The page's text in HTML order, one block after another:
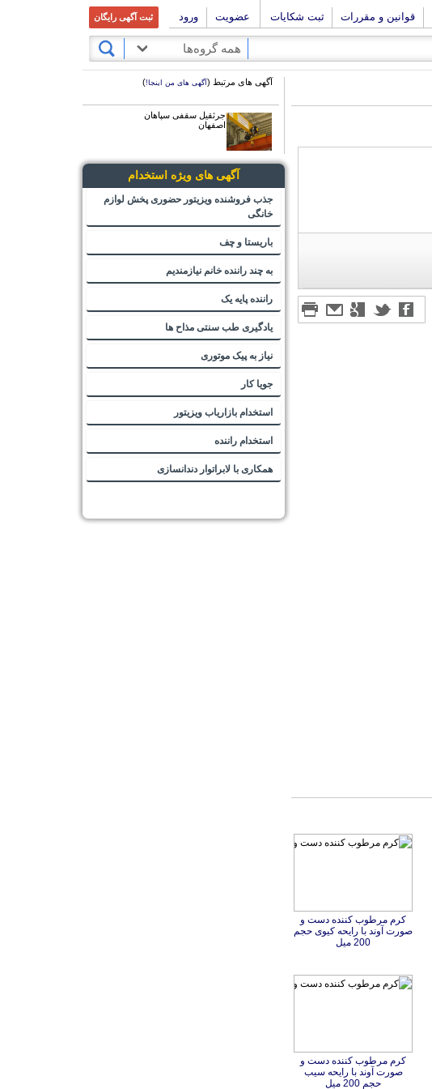
قوانین و مقررات ثبت شکایات عضویت ورود ثبت آگهی رایگان
همه گروه‌ها
کرم مرطوب کننده دست و
صورت آوند با رایحه کیوی حجم
200 میل
کرم مرطوب کننده دست و
صورت آوند با رایحه سیب
حجم 200 میل
آگهی های مرتبط (آگهی های من اینجا!)
جرثقیل سقفی سپاهان
اصفهان
آگهی های ویژه استخدام
جذب فروشنده ویزیتور حضوری پخش لوازم
خانگی
باریستا و چف
به چند راننده خانم نیازمندیم
راننده پایه یک
یادگیری طب سنتی مذاح ها
نیاز به پیک موتوری
جویا کار
استخدام بازاریاب ویزیتور
استخدام راننده
همکاری با لابراتوار دندانسازی